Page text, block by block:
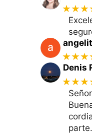
Denis